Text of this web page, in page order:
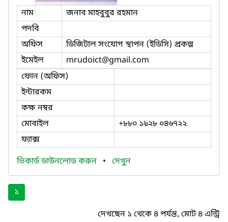
নাম
জনাব মাহবুবুর রহমান
পদবি
অফিস
ডিজিটাল সংযোগ স্থাপন (ইডিসি) প্রকল্প
ইমেইল
mrudoict@gmail.com
ফোন (অফিস)
ইন্টারকম
কক্ষ নম্বর
মোবাইল
+৮৮০ ১৯২৮ ০৪৬৭২২
ফ্যাক্স
ভিকার্ড ডাউনলোড করুন • দেখুন
১
দেখছেন ১ থেকে ৪ পর্যন্ত, মোট ৪ এন্ট্রি